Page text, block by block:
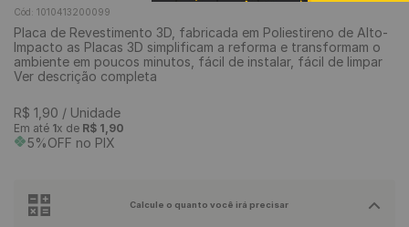
Cód: 1010413200099
Placa de Revestimento 3D, fabricada em Poliestireno de Alto-
Impacto as Placas 3D simplificam a reforma e transformam o
ambiente em poucos minutos, fácil de instalar, fácil de limpar
Ver descrição completa
R$ 1 90 / Unidade
Em até 1x de R$ 1,90
5%OFF no PIX
Calcule o quanto você irá precisar
9 º piso vinílico click
10º piso vinílico